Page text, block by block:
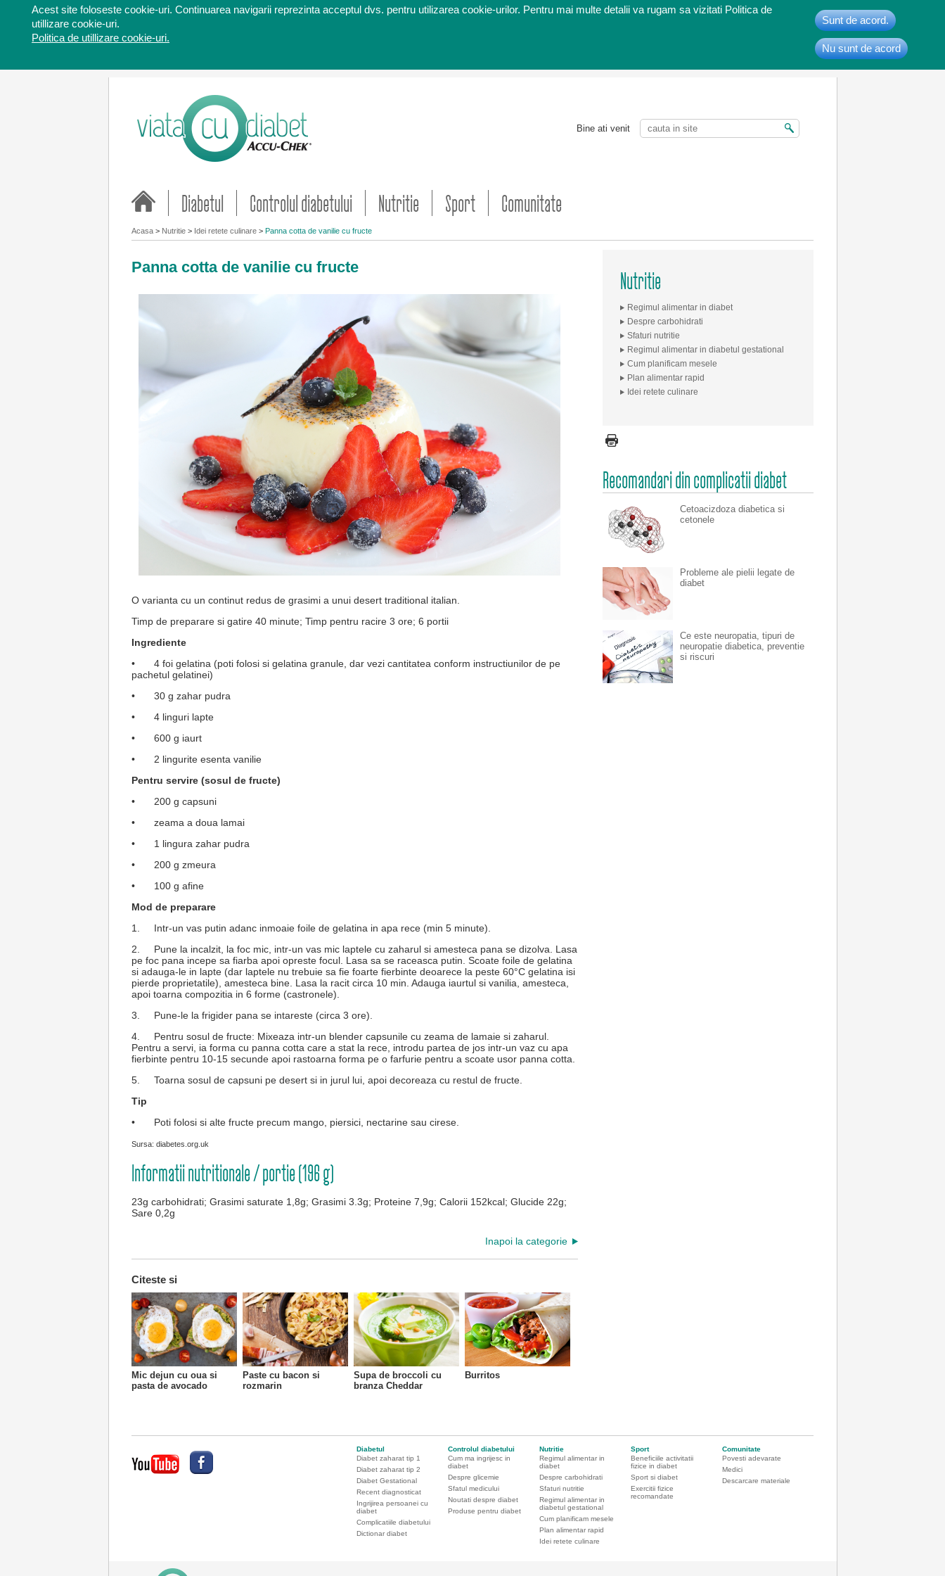
Acest site foloseste cookie-uri. Continuarea navigarii reprezinta acceptul dvs. pentru utilizarea cookie-urilor. Pentru mai multe detalii va rugam sa vizitati Politica de
utillizare cookie-uri.
Politica de utillizare cookie-uri.
Sunt de acord.
Nu sunt de acord
Bine ati venit
Diabetul Controlul diabetului Nutritie Sport Comunitate
Acasa > Nutritie > Idei retete culinare > Panna cotta de vanilie cu fructe
Panna cotta de vanilie cu fructe
O varianta cu un continut redus de grasimi a unui desert traditional italian.
Timp de preparare si gatire 40 minute; Timp pentru racire 3 ore; 6 portii
Ingrediente
•
4 foi gelatina (poti folosi si gelatina granule, dar vezi cantitatea conform instructiunilor de pe
pachetul gelatinei)
•
30 g zahar pudra
•
4 linguri lapte
•
600 g iaurt
•
2 lingurite esenta vanilie
Pentru servire (sosul de fructe)
•
200 g capsuni
•
zeama a doua lamai
•
1 lingura zahar pudra
•
200 g zmeura
•
100 g afine
Mod de preparare
1.
Intr-un vas putin adanc inmoaie foile de gelatina in apa rece (min 5 minute).
2.
Pune la incalzit, la foc mic, intr-un vas mic laptele cu zaharul si amesteca pana se dizolva. Lasa
pe foc pana incepe sa fiarba apoi opreste focul. Lasa sa se raceasca putin. Scoate foile de gelatina
si adauga-le in lapte (dar laptele nu trebuie sa fie foarte fierbinte deoarece la peste 60°C gelatina isi
pierde proprietatile), amesteca bine. Lasa la racit circa 10 min. Adauga iaurtul si vanilia, amesteca,
apoi toarna compozitia in 6 forme (castronele).
3.
Pune-le la frigider pana se intareste (circa 3 ore).
4.
Pentru sosul de fructe: Mixeaza intr-un blender capsunile cu zeama de lamaie si zaharul.
Pentru a servi, ia forma cu panna cotta care a stat la rece, introdu partea de jos intr-un vaz cu apa
fierbinte pentru 10-15 secunde apoi rastoarna forma pe o farfurie pentru a scoate usor panna cotta.
5.
Toarna sosul de capsuni pe desert si in jurul lui, apoi decoreaza cu restul de fructe.
Tip
•
Poti folosi si alte fructe precum mango, piersici, nectarine sau cirese.
Sursa: diabetes.org.uk
Informatii nutritionale / portie (196 g)
23g carbohidrati; Grasimi saturate 1,8g; Grasimi 3.3g; Proteine 7,9g; Calorii 152kcal; Glucide 22g;
Sare 0,2g
Inapoi la categorie
Citeste si
Mic dejun cu oua si
pasta de avocado
Paste cu bacon si
rozmarin
Supa de broccoli cu
branza Cheddar
Burritos
Nutritie
Regimul alimentar in diabet
Despre carbohidrati
Sfaturi nutritie
Regimul alimentar in diabetul gestational
Cum planificam mesele
Plan alimentar rapid
Idei retete culinare
Recomandari din complicatii diabet
Cetoacizdoza diabetica si
cetonele
Probleme ale pielii legate de
diabet
Ce este neuropatia, tipuri de
neuropatie diabetica, preventie
si riscuri
Diabetul
Diabet zaharat tip 1
Diabet zaharat tip 2
Diabet Gestational
Recent diagnosticat
Ingrijirea persoanei cu
diabet
Complicatiile diabetului
Dictionar diabet
Controlul diabetului
Cum ma ingrijesc in
diabet
Despre glicemie
Sfatul medicului
Noutati despre diabet
Produse pentru diabet
Nutritie
Regimul alimentar in
diabet
Despre carbohidrati
Sfaturi nutritie
Regimul alimentar in
diabetul gestational
Cum planificam mesele
Plan alimentar rapid
Idei retete culinare
Sport
Beneficiile activitatii
fizice in diabet
Sport si diabet
Exercitii fizice
recomandate
Comunitate
Povesti adevarate
Medici
Descarcare materiale